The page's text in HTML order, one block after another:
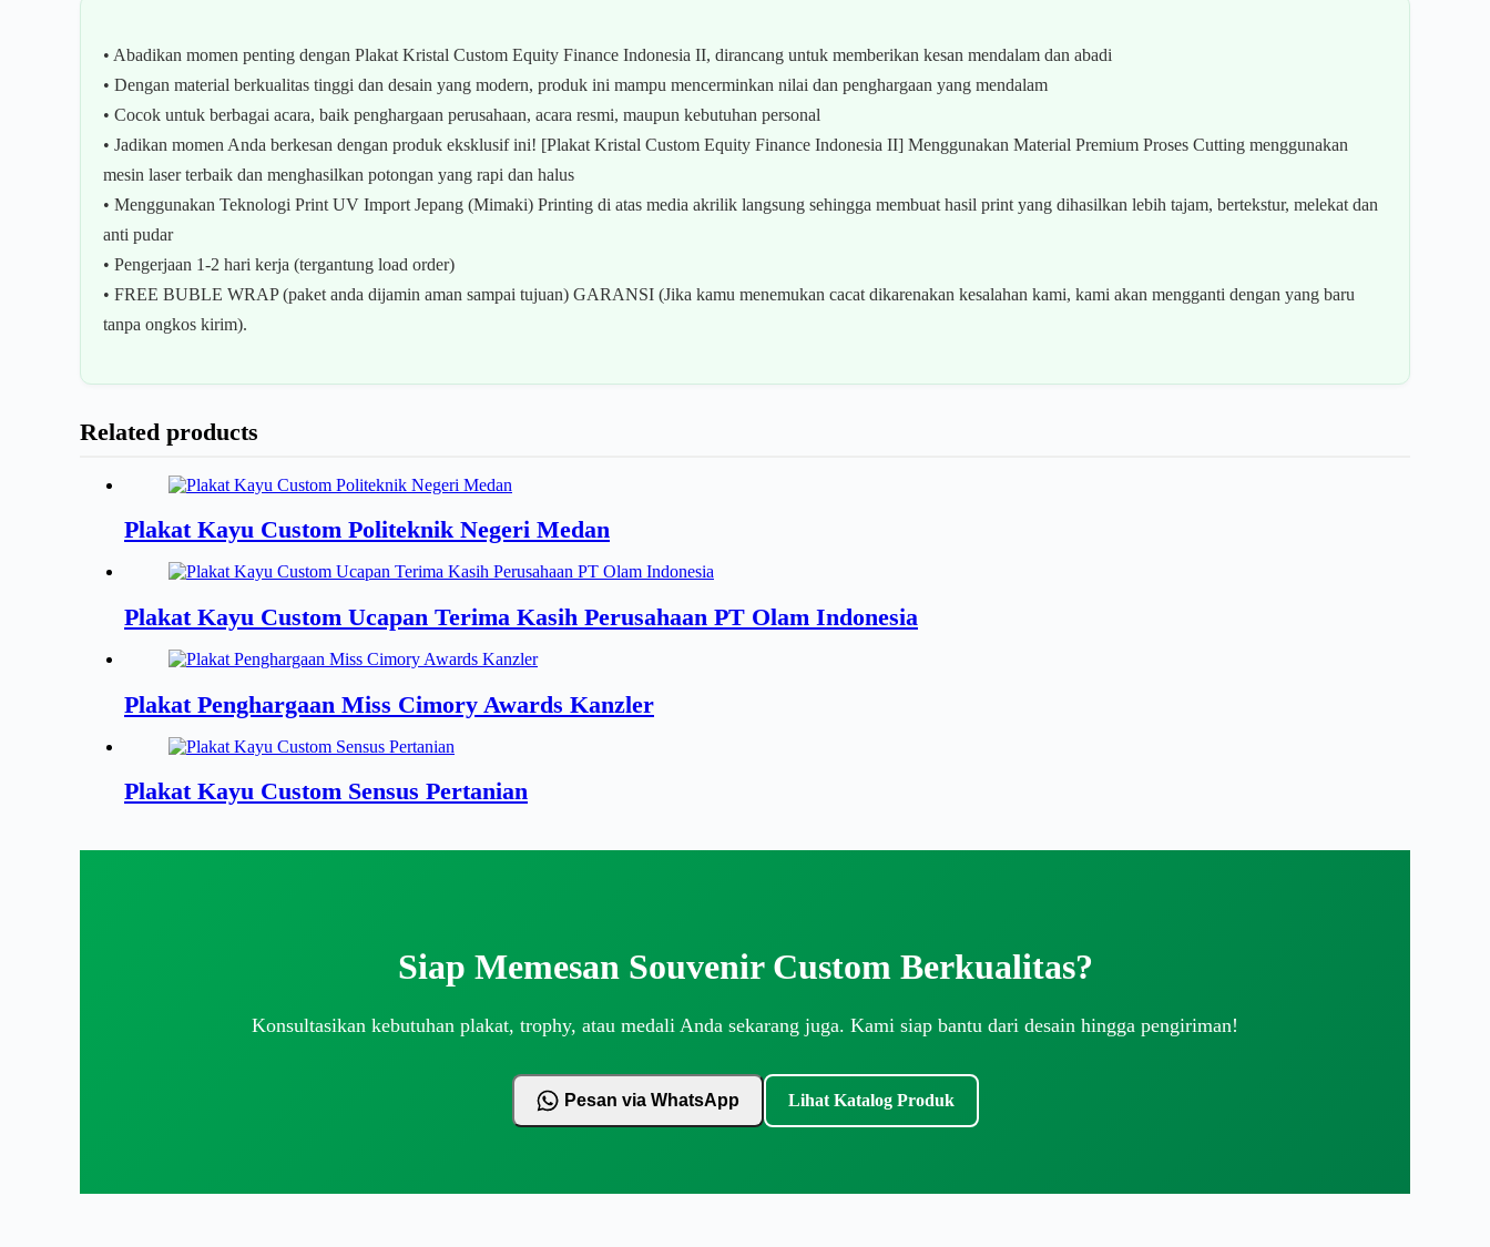
• Abadikan momen penting dengan Plakat Kristal Custom Equity Finance Indonesia II, dirancang untuk memberikan kesan mendalam dan abadi
• Dengan material berkualitas tinggi dan desain yang modern, produk ini mampu mencerminkan nilai dan penghargaan yang mendalam
• Cocok untuk berbagai acara, baik penghargaan perusahaan, acara resmi, maupun kebutuhan personal
• Jadikan momen Anda berkesan dengan produk eksklusif ini! [Plakat Kristal Custom Equity Finance Indonesia II] Menggunakan Material Premium Proses Cutting menggunakan
mesin laser terbaik dan menghasilkan potongan yang rapi dan halus
• Menggunakan Teknologi Print UV Import Jepang (Mimaki) Printing di atas media akrilik langsung sehingga membuat hasil print yang dihasilkan lebih tajam, bertekstur, melekat dan
anti pudar
• Pengerjaan 1-2 hari kerja (tergantung load order)
• FREE BUBLE WRAP (paket anda dijamin aman sampai tujuan) GARANSI (Jika kamu menemukan cacat dikarenakan kesalahan kami, kami akan mengganti dengan yang baru
tanpa ongkos kirim).
Related products
Plakat Kayu Custom Politeknik Negeri Medan
Plakat Kayu Custom Ucapan Terima Kasih Perusahaan PT Olam Indonesia
Plakat Penghargaan Miss Cimory Awards Kanzler
Plakat Kayu Custom Sensus Pertanian
Siap Memesan Souvenir Custom Berkualitas?
Konsultasikan kebutuhan plakat, trophy, atau medali Anda sekarang juga. Kami siap bantu dari desain hingga pengiriman!
Pesan via WhatsApp Lihat Katalog Produk